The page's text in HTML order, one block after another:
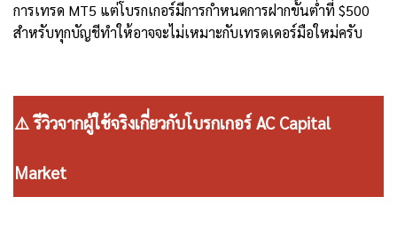
การเทรด MT5 แต่โบรกเกอร์มีการกำหนดการฝากขั้นต่ำที่ $500
สำหรับทุกบัญชีทำให้อาจจะไม่เหมาะกับเทรดเดอร์มือใหม่ครับ
⚠️ รีวิวจากผู้ใช้จริงเกี่ยวกับโบรกเกอร์ AC Capital
Market